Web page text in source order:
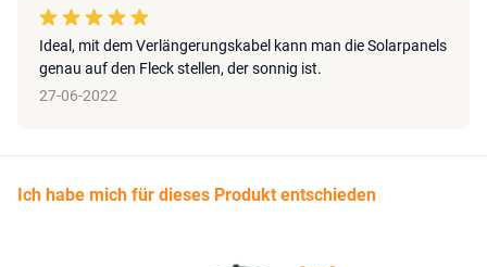
Ideal, mit dem Verlängerungskabel kann man die Solarpanels
genau auf den Fleck stellen, der sonnig ist.
27-06-2022
Ich habe mich für dieses Produkt entschieden